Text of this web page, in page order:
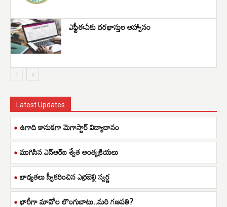
ఎఫ్టీఈఏకు దరఖాస్తుల ఆహ్వానం
Latest Updates
ఉగాది కానుకగా మెగాస్టార్ విద్యాదానం
ముగిసిన ఎన్ఆర్ఐ శ్వేత అంత్యక్రియలు
బాధ్యతలు స్వీకరించిన ఎర్రబెల్లి స్వర్ణ
భారీగా మావోల లొంగుబాటు..మరి గణపతి?